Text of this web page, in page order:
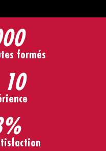
formés